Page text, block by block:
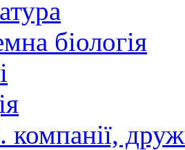
біологія